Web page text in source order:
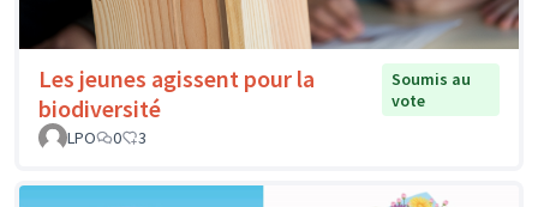
Les jeunes agissent pour la
biodiversité
Soumis au
vote
LPO
0 3